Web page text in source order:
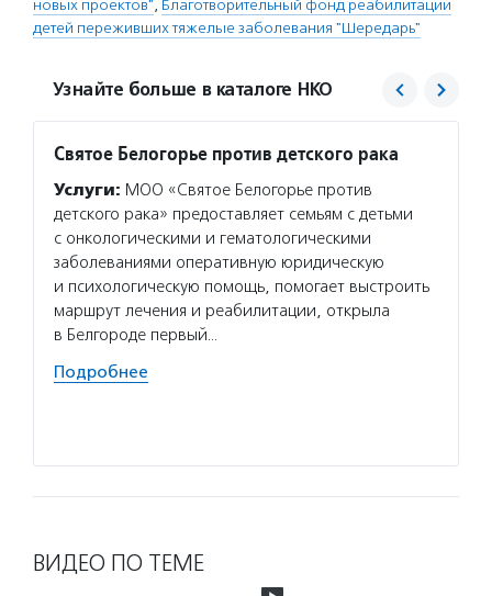
новых проектов", Благотворительный фонд реабилитации
детей переживших тяжелые заболевания "Шередарь"
Узнайте больше в каталоге НКО
Святое Белогорье против детского рака
Услуги: МОО «Святое Белогорье против
детского рака» предоставляет семьям с детьми
с онкологическими и гематологическими
заболеваниями оперативную юридическую
и психологическую помощь, помогает выстроить
маршрут лечения и реабилитации, открыла
в Белгороде первый…
Подробнее
ВИДЕО ПО ТЕМЕ